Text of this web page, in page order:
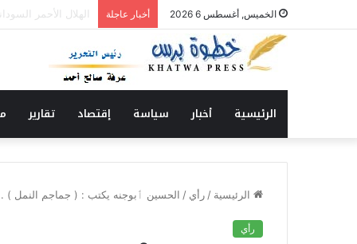
الخميس, أغسطس 6 2026 أخبار عاجلة الحاج الشكري
الرئيسية أخبار سياسة إقتصاد تقارير
الرئيسية / رأي / الحسين ٲبوجنه يكتب : ( جماجم النمل ) ..
رأي